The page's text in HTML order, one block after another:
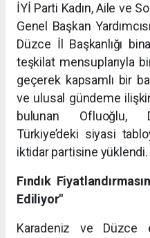
İYİ Parti Kadın, Aile ve
Genel Başkan
Düzce İl Başkanlığı
teşkilat mensuplarıyla
geçerek kapsamlı bir
ve ulusal gündeme
bulunan Ofluoğlu,
Türkiye’deki siyasi
iktidar partisine yüklendi.
Fındık
Ediliyor"
Karadeniz ve Düzce